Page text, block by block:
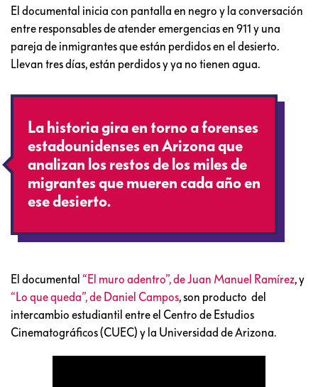
El documental inicia con pantalla en negro y la conversación
entre responsables de atender emergencias en 911 y una
pareja de inmigrantes que están perdidos en el desierto.
Llevan tres días, están perdidos y ya no tienen agua.
La historia gira en torno a forenses
estadounidenses en Arizona que
analizan los restos de los miles de
migrantes que mueren cada año en
ese desierto.
El documental “El muro adentro”, de Juan Manuel Ramírez, y
“Lo que queda”, de Daniel Campos, son producto del
intercambio estudiantil entre el Centro de Estudios
Cinematográficos (CUEC) y la Universidad de Arizona.